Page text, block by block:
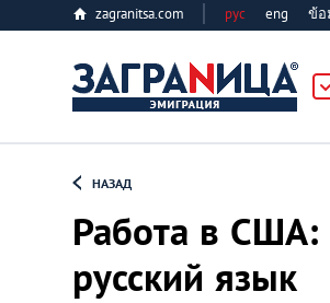
zagranitsa.com рус eng ข้อ
НАЗАД
Работа в США:
русский язык